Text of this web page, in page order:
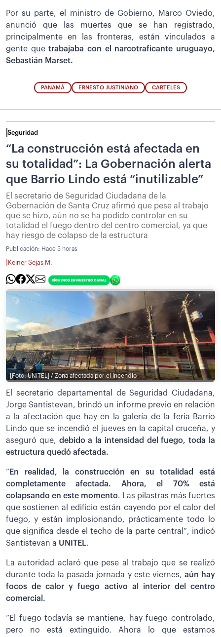
Por su parte, el ministro de Gobierno, Marco Oviedo,
anunció que las muertes que se han registrado,
principalmente en las fronteras, están vinculados a
gente quetrabajaba con el narcotraficante uruguayo,
Sebastián Marset.
PANAMÁ ERNESTO JUSTINIANO CARTELES
Seguridad
“La construcción está afectada en
su totalidad”: La Gobernación alerta
que Barrio Lindo está “inutilizable”
El secretario de Seguridad Ciudadana de la
Gobernación de Santa Cruz afirmó que pese al trabajo
que se hizo, aún no se ha podido controlar en su
totalidad el fuego dentro del centro comercial, ya que
hay riesgo de colapso de la estructura
Publicación: Hace 5 horas
Keiner Sejas M.
[Foto: UNITEL] / Zona afectada por el incendio
El secretario departamental de Seguridad Ciudadana,
Jorge Santistevan, brindó un informe previo en relación
a la afectación que hay en la galería de la feria Barrio
Lindo que se incendió el jueves en la capital cruceña, y
aseguró que, debido a la intensidad del fuego, toda la
estructura quedó afectada.
“ En realidad, la construcción en su totalidad está
completamente afectada. Ahora, el 70% está
colapsando en este momento. Las pilastras más fuertes
que sostienen al edificio están cayendo por el calor del
fuego, y están implosionando, prácticamente todo lo
que significa desde el techo de la parte central”, indicó
Santistevan a UNITEL.
La autoridad aclaró que pese al trabajo que se realizó
durante toda la pasada jornada y este viernes, aún hay
focos de calor y fuego activo al interior del centro
comercial.
“El fuego todavía se mantiene, hay fuego controlado,
pero no está extinguido. Ahora lo que estamos